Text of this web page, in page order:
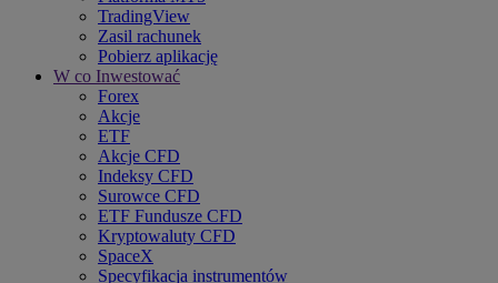
TradingView
Zasil rachunek
Pobierz aplikację
W co Inwestować
Forex
Akcje
ETF
Akcje CFD
Indeksy CFD
Surowce CFD
ETF Fundusze CFD
Kryptowaluty CFD
SpaceX
Specyfikacja instrumentów